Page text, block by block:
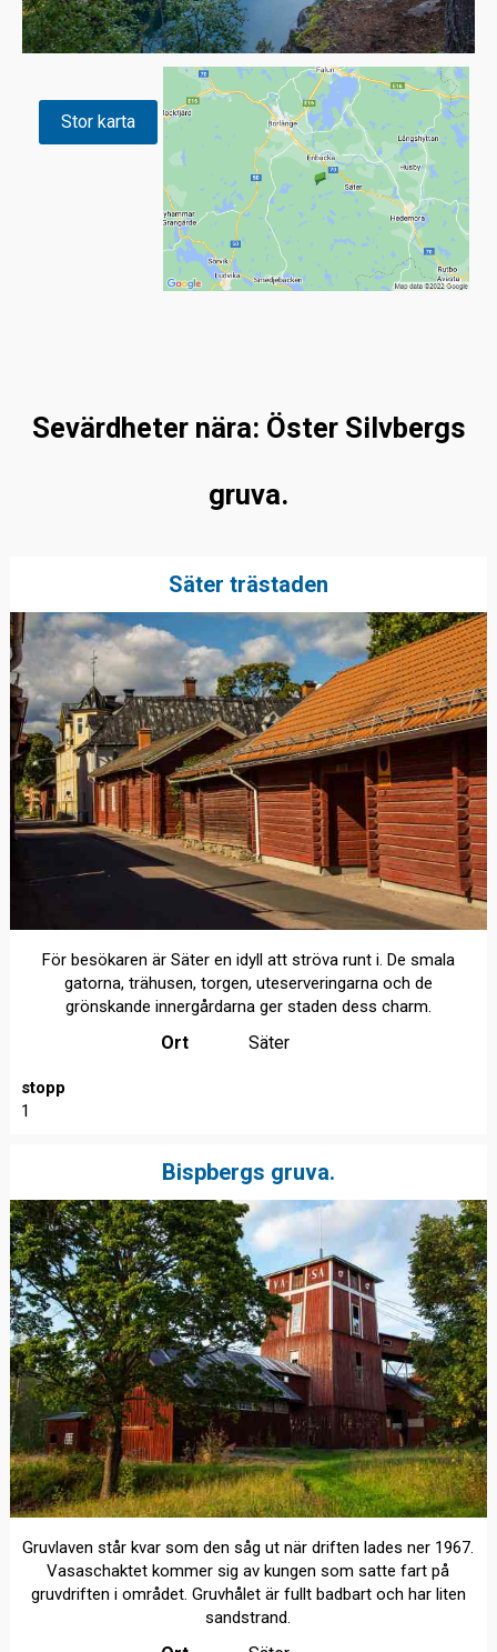
Stor karta
Sevärdheter nära: Öster Silvbergs
gruva.
Säter trästaden
För besökaren är Säter en idyll att ströva runt i. De smala
gatorna, trähusen, torgen, uteserveringarna och de
grönskande innergårdarna ger staden dess charm.
Ort Säter
stopp
1
Bispbergs gruva.
Gruvlaven står kvar som den såg ut när driften lades ner 1967.
Vasaschaktet kommer sig av kungen som satte fart på
gruvdriften i området. Gruvhålet är fullt badbart och har liten
sandstrand.